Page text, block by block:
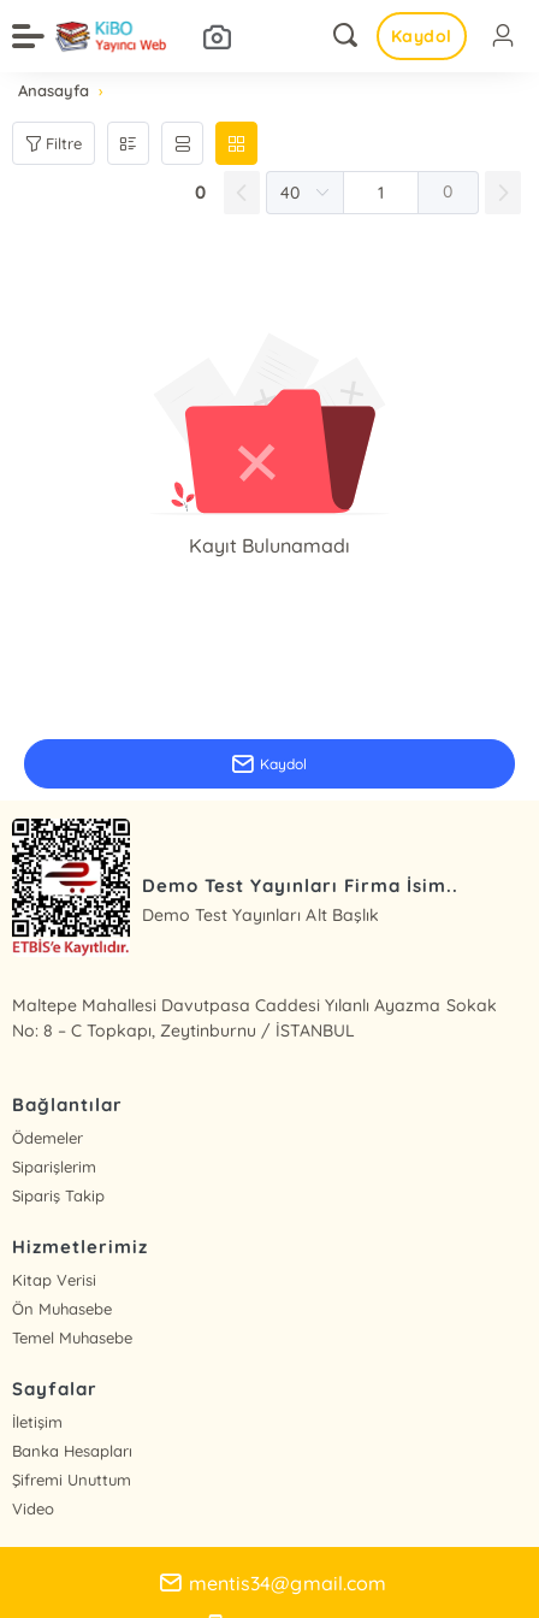
Kaydol
Anasayfa
Filtre
0 0
Kayıt Bulunamadı
Kaydol
Demo Test Yayınları Firma İsim..
Demo Test Yayınları Alt Başlık
Maltepe Mahallesi Davutpasa Caddesi Yılanlı Ayazma Sokak
No: 8 – C Topkapı, Zeytinburnu / İSTANBUL
Bağlantılar
Ödemeler
Siparişlerim
Sipariş Takip
Hizmetlerimiz
Kitap Verisi
Ön Muhasebe
Temel Muhasebe
Sayfalar
İletişim
Banka Hesapları
Şifremi Unuttum
Video
mentis34@gmail.com